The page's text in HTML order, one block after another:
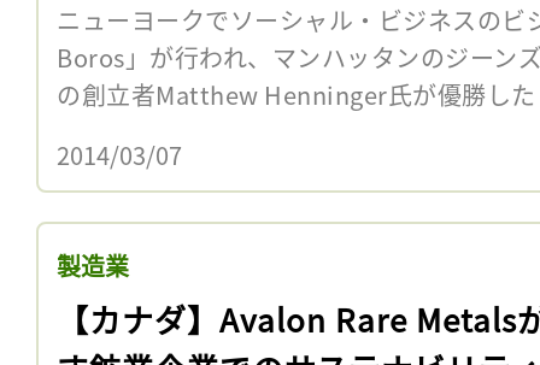
ニューヨークでソーシャル・ビジネスの
Boros」が行われ、マンハッタンのジーン
の創立者Matthew Henninger氏が優勝し
2014/03/07
製造業
【カナダ】Avalon Rare Metals